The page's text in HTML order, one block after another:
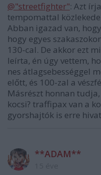
@"streetfighter": Azt
tempomattal
Abban igazad van,
hogy egyes
130-cal. De akkor ezt
leírta, én úgy vettem,
nes átlagsebességgel
előtt, és 100-zal a
Másrészt honnan
kocsi? traffipax van a
gyorshajtók is erre
**ADAM**